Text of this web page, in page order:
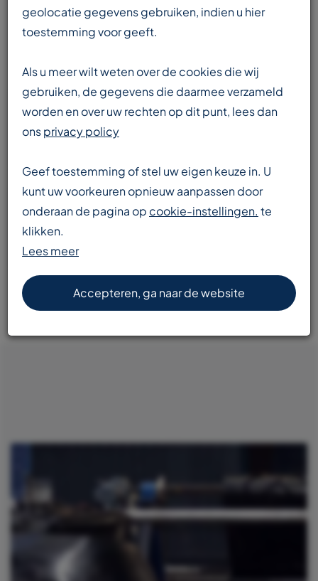
Team
beschikbaar in meerdere talen
Enorme voorraad
transportbanden en componenten
Snelle levering
geolocatie gegevens gebruiken, indien u hier
toestemming voor geeft.
Als u meer wilt weten over de cookies die wij
gebruiken, de gegevens die daarmee verzameld
worden en over uw rechten op dit punt, lees dan
onsprivacy policy
Geef toestemming of stel uw eigen keuze in. U
kunt uw voorkeuren opnieuw aanpassen door
onderaan de pagina op cookie-instellingen. te
klikken.
Lees meer
Accepteren, ga naar de website